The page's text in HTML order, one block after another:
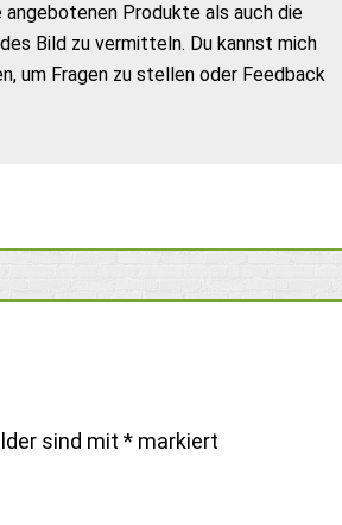
Produkte als auch die
Bild zu vermitteln. Du kannst mich
um Fragen zu stellen oder Feedback
sind mit * markiert